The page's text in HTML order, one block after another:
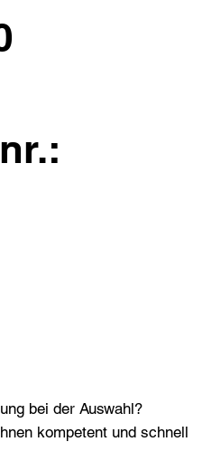
bei der Auswahl?
kompetent und schnell